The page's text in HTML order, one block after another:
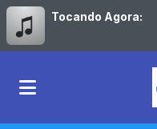
Tocando Agora: